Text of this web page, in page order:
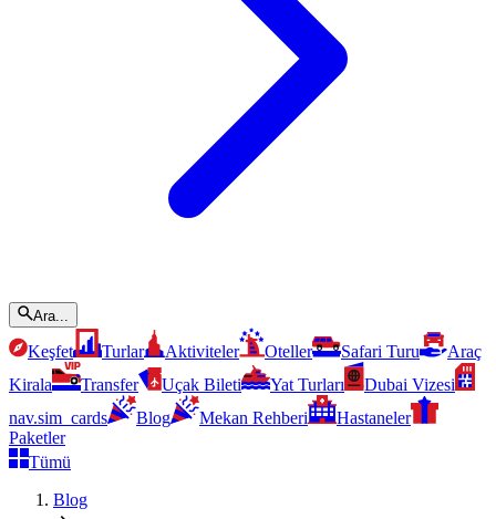
Ara...
Keşfet Turlar Aktiviteler Oteller Safari Turu
Araç
Kirala
Transfer Uçak Bileti Yat Turları
Dubai Vizesi
nav.sim_cards
Blog Mekan Rehberi
Hastaneler
Paketler
Tümü
Blog